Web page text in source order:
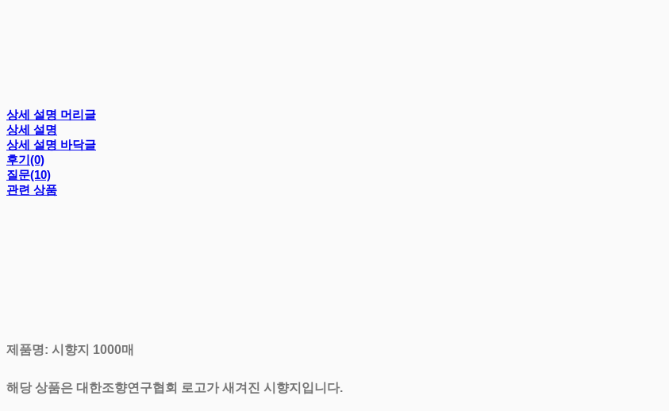
상세 설명 머리글
상세 설명
상세 설명 바닥글
후기(0)
질문(10)
관련 상품
제품명: 시향지 1000매
해당 상품은 대한조향연구협회 로고가 새겨진 시향지입니다.